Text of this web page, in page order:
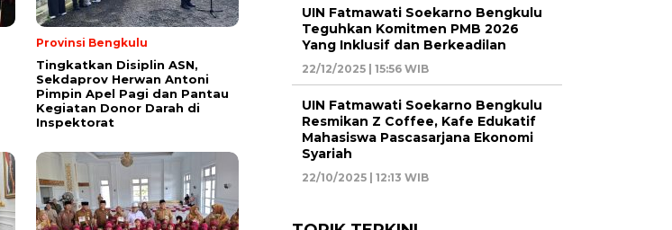
Provinsi Bengkulu
Tingkatkan Disiplin ASN,
Sekdaprov Herwan Antoni
Pimpin Apel Pagi dan Pantau
Kegiatan Donor Darah di
Inspektorat
UIN Fatmawati Soekarno Bengkulu
Teguhkan Komitmen PMB 2026
Yang Inklusif dan Berkeadilan
22/12/2025 | 15:56 WIB
UIN Fatmawati Soekarno Bengkulu
Resmikan Z Coffee, Kafe Edukatif
Mahasiswa Pascasarjana Ekonomi
Syariah
22/10/2025 | 12:13 WIB